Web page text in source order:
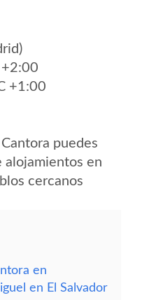
+2:00
+1:00
puedes
alojamientos en
cercanos
en
en El Salvador